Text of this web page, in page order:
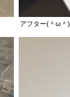
アフター(＾ω＾)